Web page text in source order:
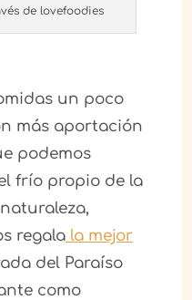
de lovefoodies
un poco
más aportación
podemos
frío propio de la
regalala mejor
del Paraíso
como